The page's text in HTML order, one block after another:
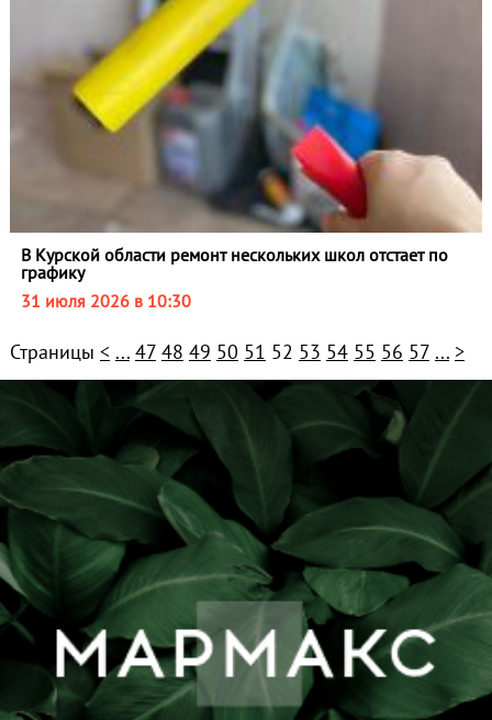
В Курской области ремонт нескольких школ отстает по
графику
31 июля 2026 в 10:30
Страницы < ... 47 48 49 50 51 52 53 54 55 56 57 ... >